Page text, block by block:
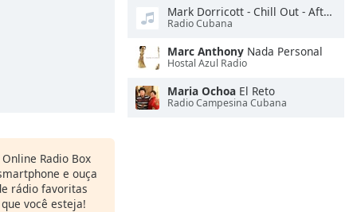
Radio Box
e ouça
rádio favoritas
você esteja!
Mark Dorricott - Chill Out - Afterhours
Radio Cubana
Marc Anthony Nada Personal
Hostal Azul Radio
Maria Ochoa El Reto
Radio Campesina Cubana